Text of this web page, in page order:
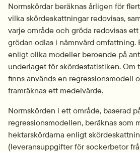
Normskördar beräknas årligen för
vilka skördeskattningar redovisas,
varje område och gröda redovisas
grödan odlas i nämnvärd omfattning.
enligt olika modeller beroende på
underlaget för skördestatistiken. Om
finns används en regressionsmodell
framräknas ett medelvärde.
Normskörden i ett område, baserad
regressionsmodellen, beräknas som
hektarskördarna enligt
(leveransuppgifter för sockerbetor